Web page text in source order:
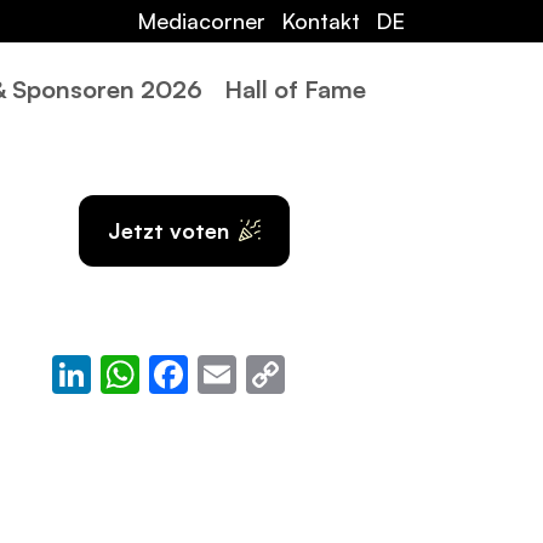
Mediacorner Kontakt DE
Sponsoren 2026 Hall of Fame
Jetzt voten
LinkedIn
WhatsApp
Facebook
EmailCopy